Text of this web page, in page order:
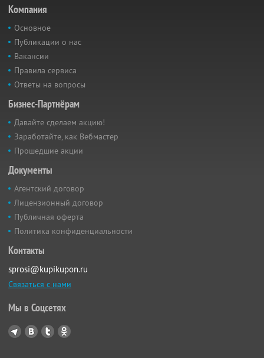
Компания
Основное
Публикации о нас
Вакансии
Правила сервиса
Ответы на вопросы
Бизнес-Партнёрам
Давайте сделаем акцию!
Заработайте, как Вебмастер
Прошедшие акции
Документы
Агентский договор
Лицензионный договор
Публичная оферта
Политика конфиденциальности
Контакты
sprosi@kupikupon.ru
Связаться с нами
Мы в Соцсетях